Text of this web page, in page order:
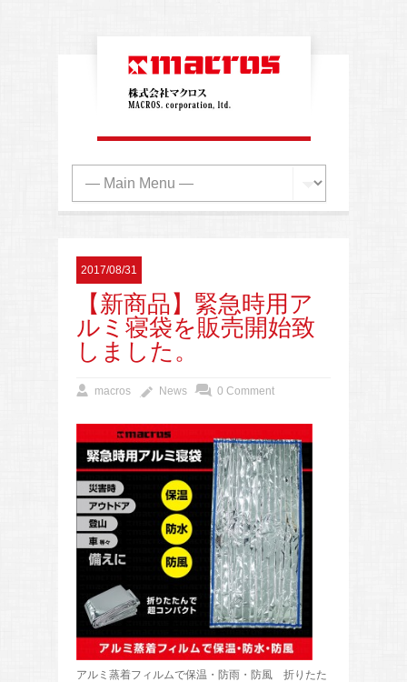
2017/08/31
【新商品】緊急時用ア
ルミ寝袋を販売開始致
しました。
macros News 0 Comment
アルミ蒸着フィルムで保温・防雨・防風 折りたた